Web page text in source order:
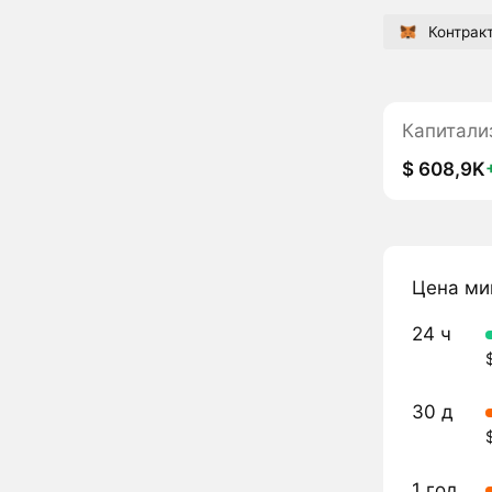
$ 608,9K
Цена
24 ч
30 д